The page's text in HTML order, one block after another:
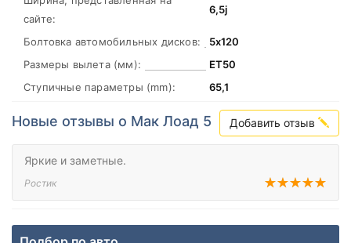
сайте:
6,5j
Болтовка автомобильных дисков:
5х120
Размеры вылета (мм):
ЕТ50
Ступичные параметры (mm):
65,1
Новые отзывы о Мак Лоад 5 Добавить отзыв
Яркие и заметные.
Ростик